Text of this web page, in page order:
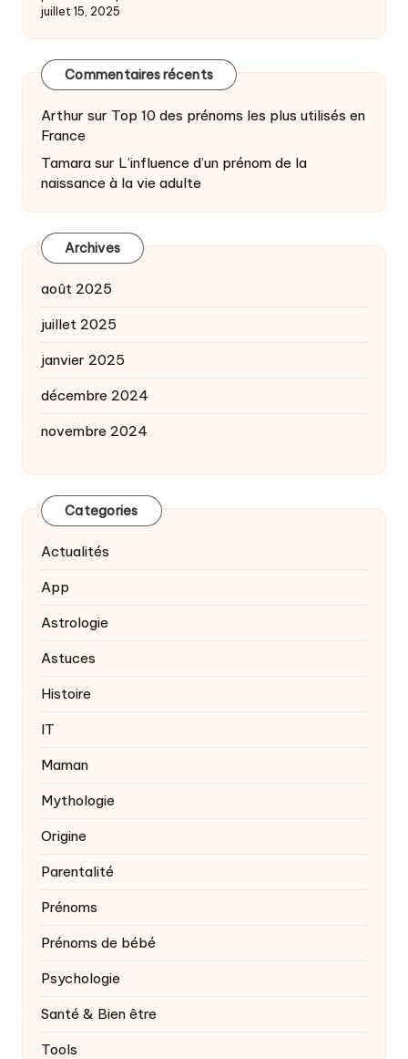
juillet 15, 2025
Commentaires récents
Arthur sur Top 10 des prénoms les plus utilisés en
France
Tamara sur L’influence d’un prénom de la
naissance à la vie adulte
Archives
août 2025
juillet 2025
janvier 2025
décembre 2024
novembre 2024
Categories
Actualités
App
Astrologie
Astuces
Histoire
IT
Maman
Mythologie
Origine
Parentalité
Prénoms
Prénoms de bébé
Psychologie
Santé & Bien être
Tools